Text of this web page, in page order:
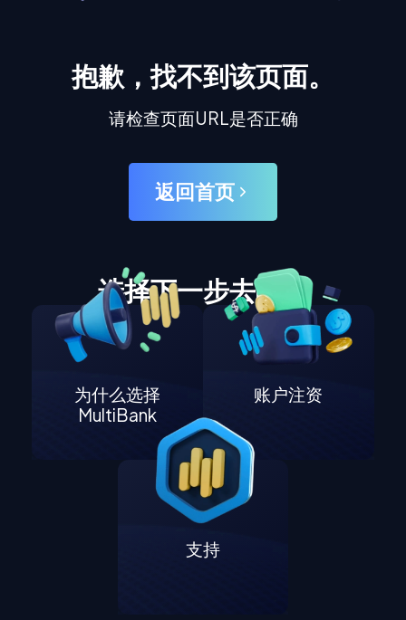
抱歉，找不到该页面。
请检查页面URL是否正确
返回首页
选择下一步去哪里
为什么选择
MultiBank
账户注资
支持